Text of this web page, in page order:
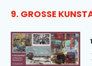
9. GROSSE